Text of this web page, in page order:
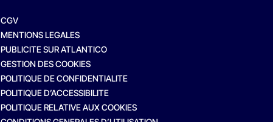
CGV
MENTIONS LEGALES
PUBLICITE SUR ATLANTICO
GESTION DES COOKIES
POLITIQUE DE CONFIDENTIALITE
POLITIQUE D’ACCESSIBILITE
POLITIQUE RELATIVE AUX COOKIES